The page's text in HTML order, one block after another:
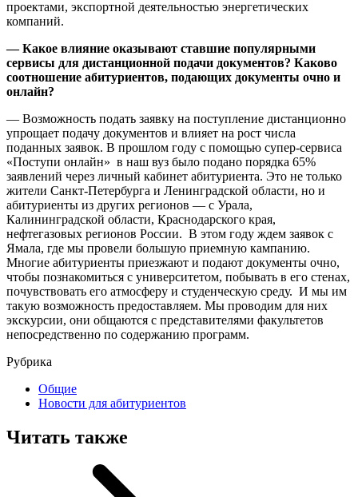
проектами, экспортной деятельностью энергетических
компаний.
— Какое влияние оказывают ставшие популярными
сервисы для дистанционной подачи документов? Каково
соотношение абитуриентов, подающих документы очно и
онлайн?
— Возможность подать заявку на поступление дистанционно
упрощает подачу документов и влияет на рост числа
поданных заявок. В прошлом году с помощью супер-сервиса
«Поступи онлайн» в наш вуз было подано порядка 65%
заявлений через личный кабинет абитуриента. Это не только
жители Санкт-Петербурга и Ленинградской области, но и
абитуриенты из других регионов — с Урала,
Калининградской области, Краснодарского края,
нефтегазовых регионов России. В этом году ждем заявок с
Ямала, где мы провели большую приемную кампанию.
Многие абитуриенты приезжают и подают документы очно,
чтобы познакомиться с университетом, побывать в его стенах,
почувствовать его атмосферу и студенческую среду. И мы им
такую возможность предоставляем. Мы проводим для них
экскурсии, они общаются с представителями факультетов
непосредственно по содержанию программ.
Рубрика
Общие
Новости для абитуриентов
Читать также